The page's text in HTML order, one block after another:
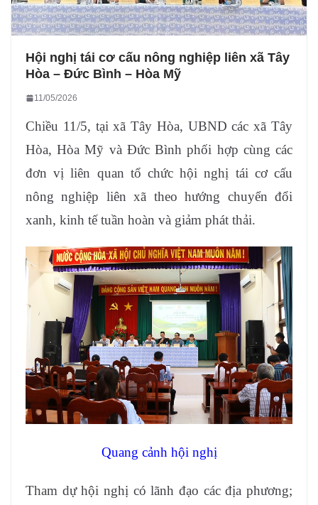
Hội nghị tái cơ cấu nông nghiệp liên xã Tây
Hòa – Đức Bình – Hòa Mỹ
11/05/2026
Chiều 11/5, tại xã Tây Hòa, UBND các xã Tây
Hòa, Hòa Mỹ và Đức Bình phối hợp cùng các
đơn vị liên quan tổ chức hội nghị tái cơ cấu
nông nghiệp liên xã theo hướng chuyển đổi
xanh, kinh tế tuần hoàn và giảm phát thải.
Quang cảnh hội nghị
Tham dự hội nghị có lãnh đạo các địa phương;